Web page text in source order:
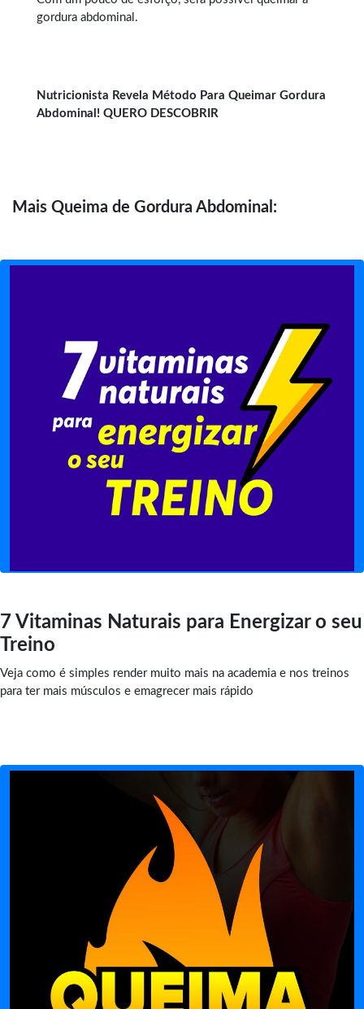
gordura abdominal.
Nutricionista Revela Método Para Queimar Gordura
Abdominal! QUERO DESCOBRIR
Mais Queima de Gordura Abdominal:
7 Vitaminas Naturais para Energizar o seu
Treino
Veja como é simples render muito mais na academia e nos treinos
para ter mais músculos e emagrecer mais rápido